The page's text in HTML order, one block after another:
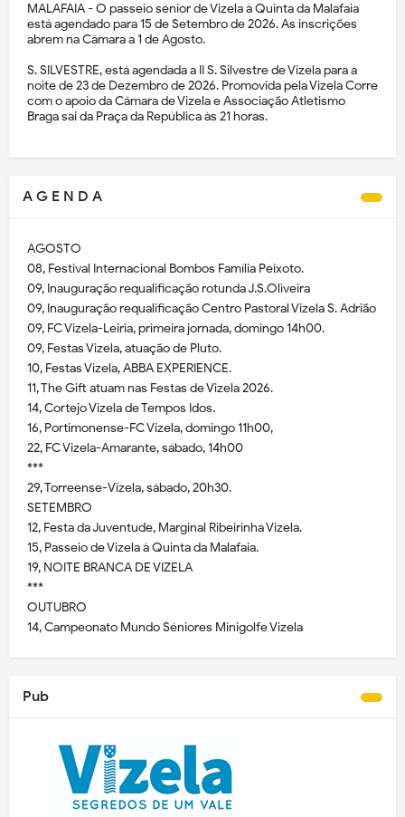
MALAFAIA - O passeio sénior de Vizela à Quinta da Malafaia
está agendado para 15 de Setembro de 2026. As inscrições
abrem na Câmara a 1 de Agosto.
S. SILVESTRE, está agendada a II S. Silvestre de Vizela para a
noite de 23 de Dezembro de 2026. Promovida pela Vizela Corre
com o apoio da Câmara de Vizela e Associação Atletismo
Braga sai da Praça da República às 21 horas.
A G E N D A
AGOSTO
08, Festival Internacional Bombos Família Peixoto.
09, Inauguração requalificação rotunda J.S.Oliveira
09, Inauguração requalificação Centro Pastoral Vizela S. Adrião
09, FC Vizela-Leiria, primeira jornada, domingo 14h00.
09, Festas Vizela, atuação de Pluto.
10, Festas Vizela, ABBA EXPERIENCE.
11, The Gift atuam nas Festas de Vizela 2026.
14, Cortejo Vizela de Tempos Idos.
16, Portimonense-FC Vizela, domingo 11h00,
22, FC Vizela-Amarante, sábado, 14h00
***
29, Torreense-Vizela, sábado, 20h30.
SETEMBRO
12, Festa da Juventude, Marginal Ribeirinha Vizela.
15, Passeio de Vizela à Quinta da Malafaia.
19, NOITE BRANCA DE VIZELA
***
OUTUBRO
14, Campeonato Mundo Séniores Minigolfe Vizela
Pub